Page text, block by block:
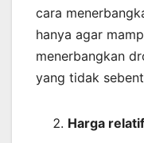
cara
hanya agar
menerbangkan
yang tidak
Harga